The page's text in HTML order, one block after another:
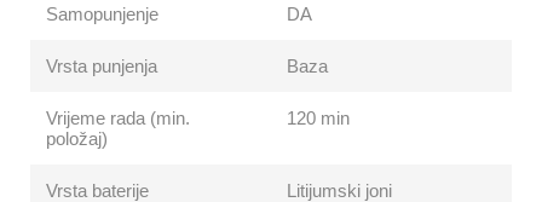
Samopunjenje DA
Vrsta punjenja Baza
Vrijeme rada (min.
položaj)
120 min
Vrsta baterije Litijumski joni